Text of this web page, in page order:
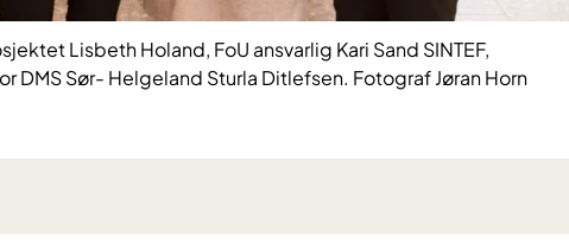
Lisbeth Holand, FoU ansvarlig Kari Sand SINTEF,
DMS Sør- Helgeland Sturla Ditlefsen. Fotograf Jøran Horn